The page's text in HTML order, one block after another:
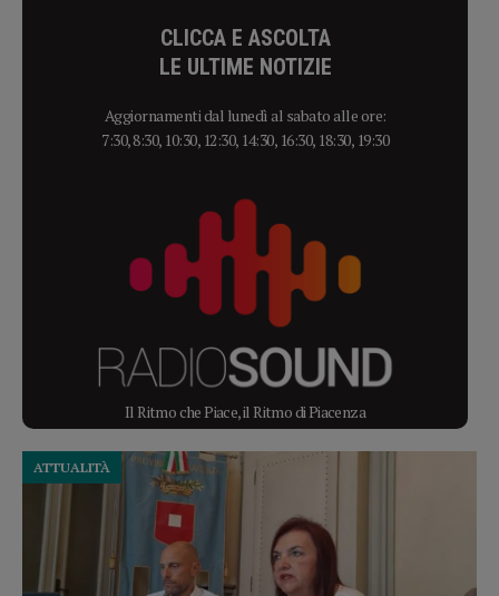
CLICCA E ASCOLTA
LE ULTIME NOTIZIE
Aggiornamenti dal lunedì al sabato alle ore:
7:30, 8:30, 10:30, 12:30, 14:30, 16:30, 18:30, 19:30
Il Ritmo che Piace, il Ritmo di Piacenza
ATTUALITÀ